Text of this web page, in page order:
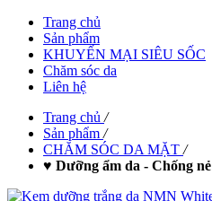
Trang chủ
Sản phẩm
KHUYẾN MẠI SIÊU SỐC
Chăm sóc da
Liên hệ
Trang chủ /
Sản phẩm /
CHĂM SÓC DA MẶT /
♥ Dưỡng ẩm da - Chống nẻ